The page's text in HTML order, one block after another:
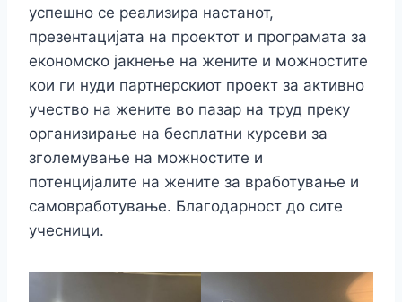
успешно се реализира настанот,
презентацијата на проектот и програмата за
економско јакнење на жените и можностите
кои ги нуди партнерскиот проект за активно
учество на жените во пазар на труд преку
организирање на бесплатни курсеви за
зголемување на можностите и
потенцијалите на жените за вработување и
самовработување. Благодарност до сите
учесници.